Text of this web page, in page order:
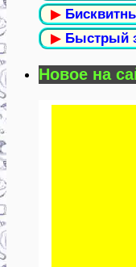
▶
▶ Быстрый
Новое на